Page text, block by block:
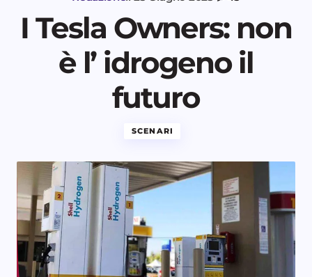
I Tesla Owners: non
è l’ idrogeno il
futuro
SCENARI